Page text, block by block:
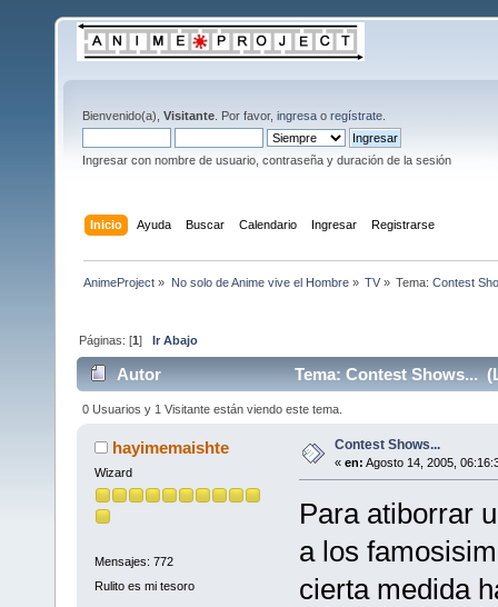
Bienvenido(a), Visitante . Por favor, ingresa o regístrate
Ingresar con nombre de usuario, contraseña y duración de la sesión
Inicio Ayuda Buscar Calendario Ingresar Registrarse
AnimeProject » No solo de Anime vive el Hombre» TV» Tema:Contest
Páginas: [1]Ir Abajo
Autor Tema: Contest Shows...
0 Usuarios y 1 Visitante están viendo este tema.
hayimemaishte
Wizard
Mensajes: 772
Rulito es mi tesoro
Contest Shows...
« en: Agosto 14, 2005,
Para atiborrar
a los
cierta medida